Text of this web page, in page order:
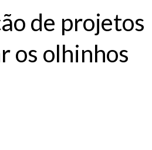
de projetos
os olhinhos